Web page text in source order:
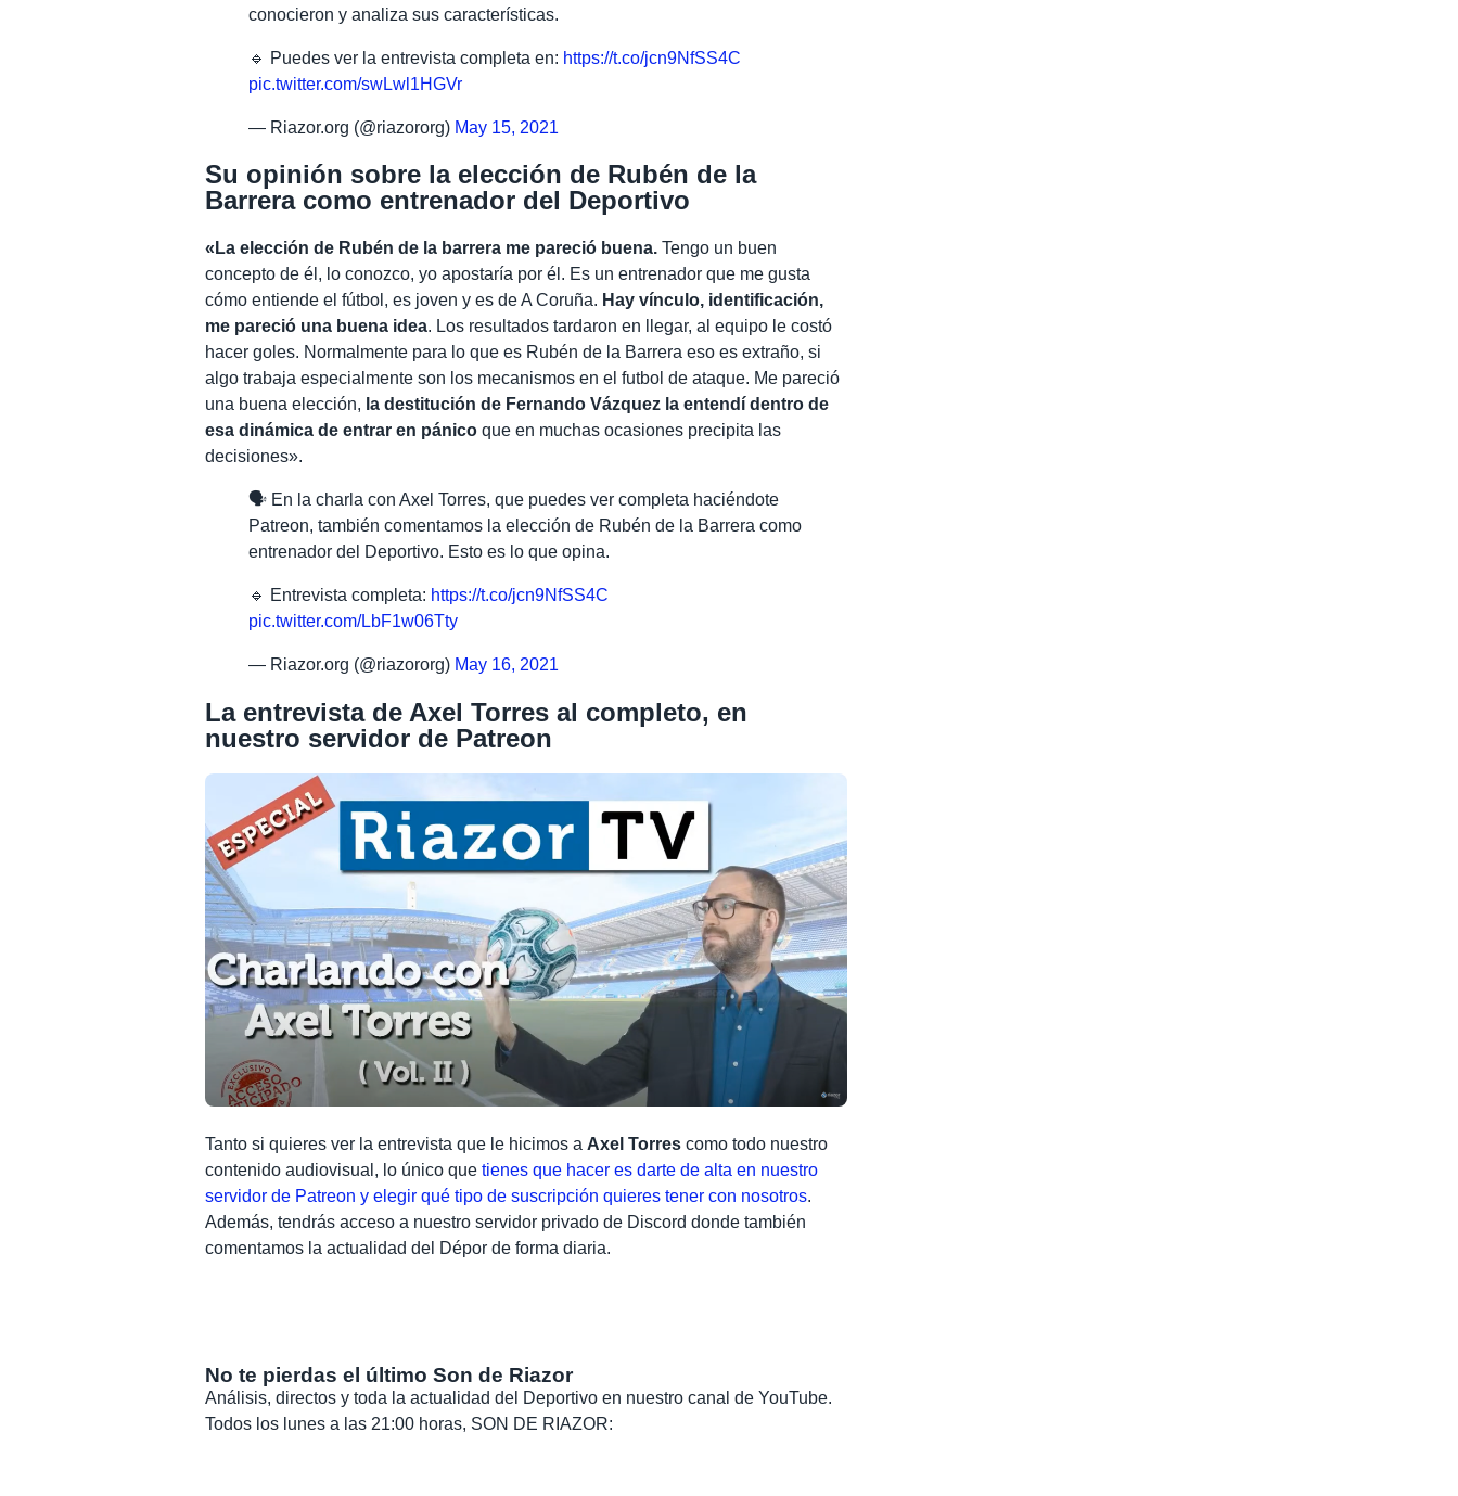
conocieron y analiza sus características.
🔹 Puedes ver la entrevista completa en: https://t.co/jcn9NfSS4C
pic.twitter.com/swLwl1HGVr
— Riazor.org (@riazororg) May 15, 2021
Su opinión sobre la elección de Rubén de la
Barrera como entrenador del Deportivo
«La elección de Rubén de la barrera me pareció buena. Tengo un buen
concepto de él, lo conozco, yo apostaría por él. Es un entrenador que me gusta
cómo entiende el fútbol, es joven y es de A Coruña. Hay vínculo, identificación,
me pareció una buena idea. Los resultados tardaron en llegar, al equipo le costó
hacer goles. Normalmente para lo que es Rubén de la Barrera eso es extraño, si
algo trabaja especialmente son los mecanismos en el futbol de ataque. Me pareció
una buena elección, la destitución de Fernando Vázquez la entendí dentro de
esa dinámica de entrar en pánico que en muchas ocasiones precipita las
decisiones».
🗣️ En la charla con Axel Torres, que puedes ver completa haciéndote
Patreon, también comentamos la elección de Rubén de la Barrera como
entrenador del Deportivo. Esto es lo que opina.
🔹 Entrevista completa: https://t.co/jcn9NfSS4C
pic.twitter.com/LbF1w06Tty
— Riazor.org (@riazororg) May 16, 2021
La entrevista de Axel Torres al completo, en
nuestro servidor de Patreon
Tanto si quieres ver la entrevista que le hicimos a Axel Torres como todo nuestro
contenido audiovisual, lo único quetienes que hacer es darte de alta en nuestro
servidor de Patreon y elegir qué tipo de suscripción quieres tener con nosotros.
Además, tendrás acceso a nuestro servidor privado de Discord donde también
comentamos la actualidad del Dépor de forma diaria.
No te pierdas el último Son de Riazor
Análisis, directos y toda la actualidad del Deportivo en nuestro canal de YouTube.
Todos los lunes a las 21:00 horas, SON DE RIAZOR: